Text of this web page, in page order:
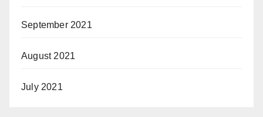
September 2021
August 2021
July 2021